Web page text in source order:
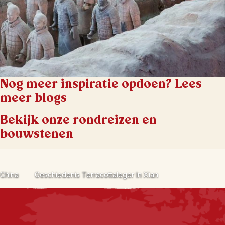
Nog meer inspiratie opdoen? Lees
meer blogs
Bekijk onze rondreizen en
bouwstenen
China Geschiedenis Terracottaleger In Xian